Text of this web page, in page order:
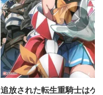
追放された転生重騎士はゲ